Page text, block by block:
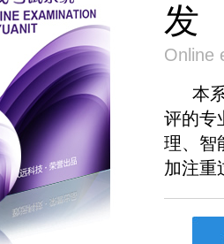
发
Online
本
评的专
理、智
加注重